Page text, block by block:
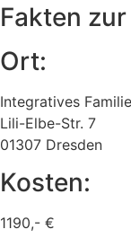
Fakten
Ort:
Integratives
Lili-Elbe-Str. 7
01307 Dresden
Kosten:
1190,- €